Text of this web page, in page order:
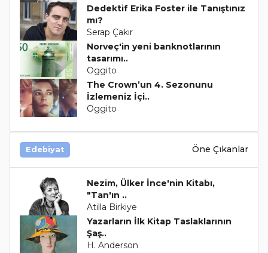
Dedektif Erika Foster ile Tanıştınız
mı?
Serap Çakır
Norveç'in yeni banknotlarının
tasarımı..
Oggito
The Crown’un 4. Sezonunu
İzlemeniz İçi..
Oggito
Edebiyat Öne Çıkanlar
Nezim, Ülker İnce'nin Kitabı,
"Tan'ın ..
Atilla Birkiye
Yazarların İlk Kitap Taslaklarının
Şaş..
H. Anderson